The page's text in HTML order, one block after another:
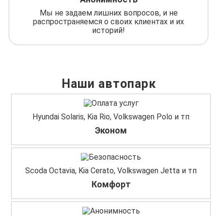
Мы не задаем лишних вопросов, и не
распространяемся о своих клиентах и их
историй!
Наши автопарк
Hyundai Solaris, Kia Rio, Volkswagen Polo и тп
Эконом
Scoda Octavia, Kia Cerato, Volkswagen Jetta и тп
Комфорт